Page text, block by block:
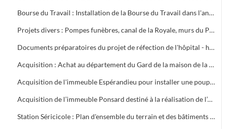
Bourse du Travail : Installation de la Bourse du Travail dans l'ancienne Maison Rouzier, 1871 ; Transformation et restauration de l'ancien presbytère pour y établir la Bourse du Travail ; Acquisition du terrain Judeaux Meynier pour construire la salle J. Jaurès ; Achat du terrain Bastide près du Skatin, 1902 - 1921
Projets divers : Pompes funèbres, canal de la Royale, murs du Panséra, laïcisation du cimetière, collège de jeunes filles, école du Palais, école du Bosquet, 1908
Documents préparatoires du projet de réfection de l'hôpital - hospice Saint-Louis, 1930 - 1944 ; Travaux effectués au bureau de la M.O.N.A. et aménagement d'un abri à Office départemental de placement, 1935 - 1942
Acquisition : Achat au département du Gard de la maison de la Providence utilisée comme Palais de justice, 1870 ; Acquisition de l'immeuble Pin côté rue Beauteville
Acquisition de l'immeuble Espérandieu pour installer une pouponnière et des bains - douches, 1926 - 1928 ; Acquisition de terrain pour installer le dépôt des gadoues
Acquisition de l’immeuble Ponsard destiné à la réalisation de l’orphelinat municipal
Station Séricicole : Plan d'ensemble du terrain et des bâtiments appartenant à M. Reydon ; Acquisition de terrain dans le lotissement de l'Abbé Caro, construction